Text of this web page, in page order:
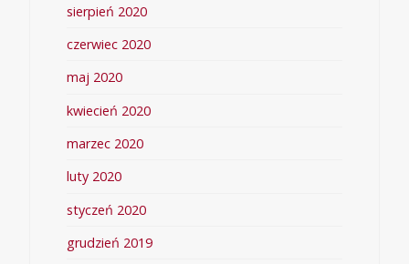
sierpień 2020
czerwiec 2020
maj 2020
kwiecień 2020
marzec 2020
luty 2020
styczeń 2020
grudzień 2019